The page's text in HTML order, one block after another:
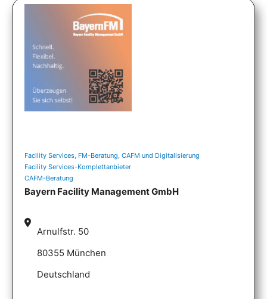
Facility Services, FM-Beratung, CAFM und Digitalisierung
Facility Services-Komplettanbieter
CAFM-Beratung
Bayern Facility Management GmbH
Arnulfstr. 50
80355 München
Deutschland